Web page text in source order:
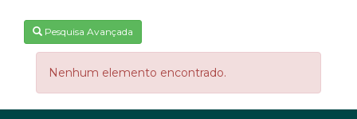
Pesquisa Avançada
Nenhum elemento encontrado.